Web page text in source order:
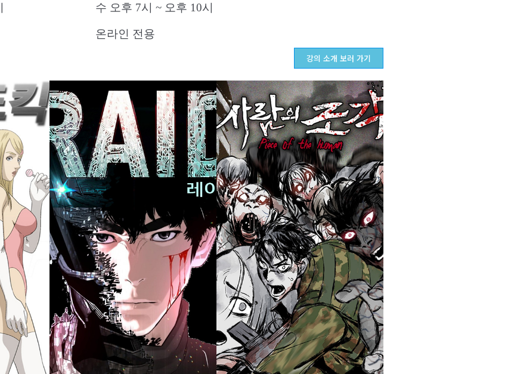
수 오후 7시 ~ 오후 10시
온라인 전용
강의 소개 보러 가기